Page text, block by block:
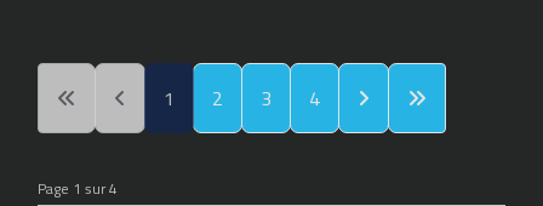
1 2 3 4
Page 1 sur 4